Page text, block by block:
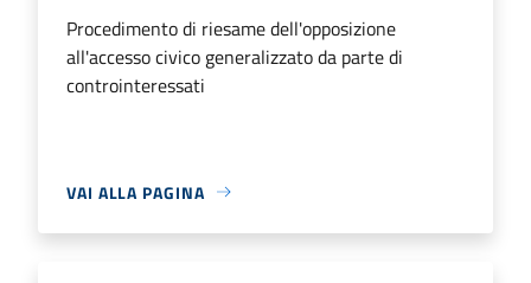
Procedimento di riesame dell'opposizione
all'accesso civico generalizzato da parte di
controinteressati
VAI ALLA PAGINA